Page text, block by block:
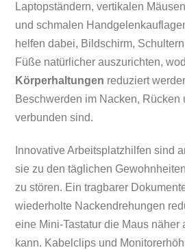
Laptopständern, vertikalen
und schmalen
helfen dabei, Bildschirm,
Füße natürlicher auszurichten,
Körperhaltungen reduziert
Beschwerden im Nacken, Rücken
verbunden sind.
Innovative Arbeitsplatzhilfen sind
sie zu den täglichen
zu stören. Ein tragbarer
wiederholte Nackendrehungen
eine Mini-Tastatur die Maus näher
kann. Kabelclips und